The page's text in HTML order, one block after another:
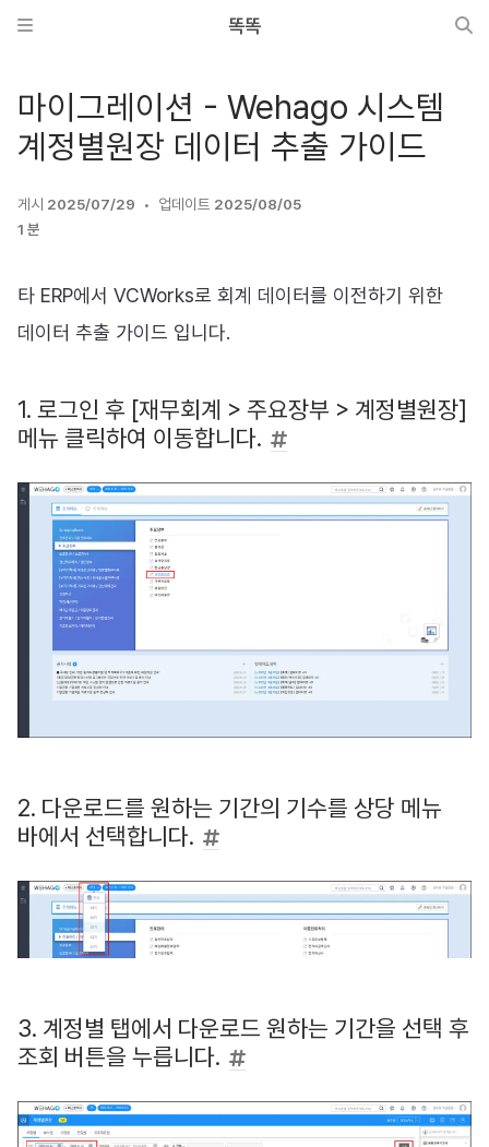
똑똑
마이그레이션 - Wehago 시스템
계정별원장 데이터 추출 가이드
게시 2025/07/29 업데이트 2025/08/05
1 분
타 ERP에서 VCWorks로 회계 데이터를 이전하기 위한
데이터 추출 가이드 입니다.
1. 로그인 후 [재무회계 > 주요장부 > 계정별원장]
메뉴 클릭하여 이동합니다.
2. 다운로드를 원하는 기간의 기수를 상당 메뉴
바에서 선택합니다.
3. 계정별 탭에서 다운로드 원하는 기간을 선택 후
조회 버튼을 누릅니다.